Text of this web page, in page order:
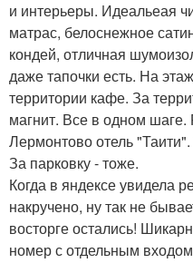
и интерьеры. Идеальеая
матрас, белоснежное
кондей, отличная
даже тапочки есть. На
территории кафе. За
магнит. Все в одном шаге.
Лермонтово отель
За парковку - тоже.
Когда в яндексе увидела
накручено, ну так не
восторге остались!
номер с отдельным